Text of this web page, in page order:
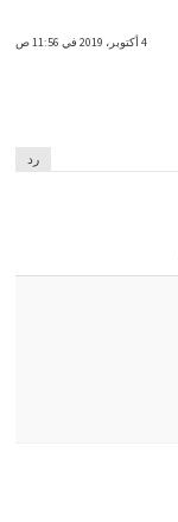
4 أكتوبر، 2019 في 11:56 ص
رد